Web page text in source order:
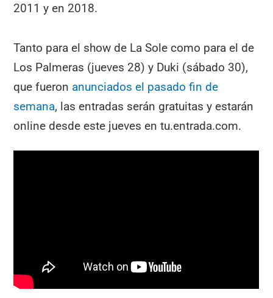
2011 y en 2018.
Tanto para el show de La Sole como para el de
Los Palmeras (jueves 28) y Duki (sábado 30),
que fueron anunciados el pasado fin de
semana, las entradas serán gratuitas y estarán
online desde este jueves en tu.entrada.com.